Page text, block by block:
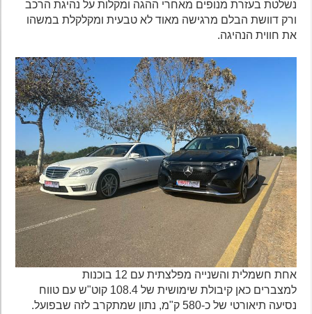
נשלטת בעזרת מנופים מאחרי ההגה ומקלות על נהיגת הרכב
ורק דוושת הבלם מרגישה מאוד לא טבעית ומקלקלת במשהו
את חווית הנהיגה.
אחת חשמלית והשנייה מפלצתית עם 12 בוכנות
למצברים כאן קיבולת שימושית של 108.4 קוט"ש עם טווח
נסיעה תיאורטי של כ-580 ק"מ, נתון שמתקרב לזה שבפועל.